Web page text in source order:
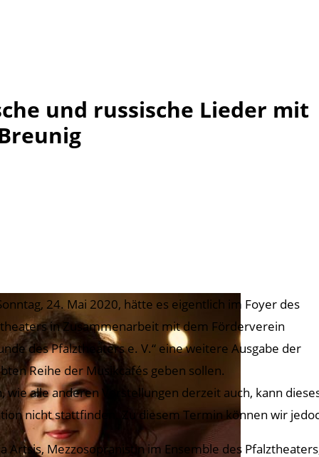
und russische Lieder mit
24. Mai 2020, hätte es eigentlich im Foyer des
in Zusammenarbeit mit dem Förderverein
des Pfalztheaters e. V.“ eine weitere Ausgabe der
Reihe der Musikcafés geben sollen.
wie alle anderen Vorstellungen derzeit auch, kann
nicht stattfinden. Zu diesem Termin können wir
Artsis, Mezzosopranistin im Ensemble des